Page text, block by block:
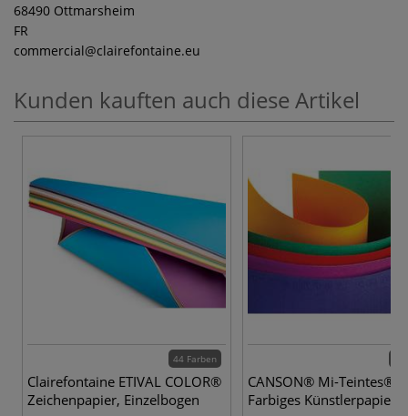
68490 Ottmarsheim
FR
commercial@clairefontaine.eu
Kunden kauften auch diese Artikel
44 Farben
Clairefontaine ETIVAL COLOR®
Zeichenpapier, Einzelbogen
CANSON® Mi-Teintes®
Farbiges Künstlerpapier